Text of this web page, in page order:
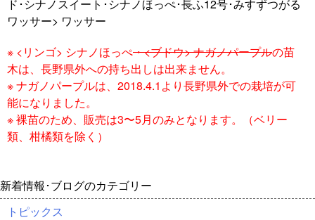
ド･シナノスイート･シナノほっぺ･長ふ12号･みすずつがる
ワッサー> ワッサー
※ <リンゴ> シナノほっぺ・<ブドウ> ナガノパープルの苗
木は、長野県外への持ち出しは出来ません。
※ ナガノパープルは、2018.4.1より長野県外での栽培が可
能になりました。
※ 裸苗のため、販売は3〜5月のみとなります。（ベリー
類、柑橘類を除く）
新着情報･ブログのカテゴリー
トピックス